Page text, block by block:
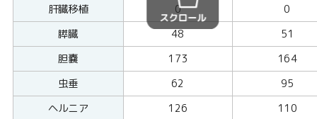
肝臓移植
0
0
膵臓
48
51
胆嚢
173
164
虫垂
62
95
ヘルニア
126
110